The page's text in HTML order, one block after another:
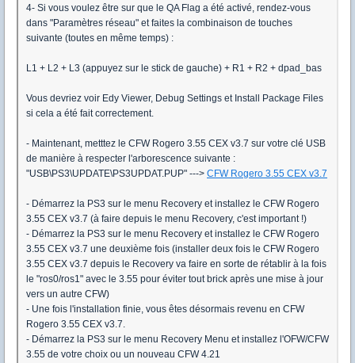
4- Si vous voulez être sur que le QA Flag a été activé, rendez-vous
dans "Paramètres réseau" et faites la combinaison de touches
suivante (toutes en même temps) :
L1 + L2 + L3 (appuyez sur le stick de gauche) + R1 + R2 + dpad_bas
Vous devriez voir Edy Viewer, Debug Settings et Install Package Files
si cela a été fait correctement.
- Maintenant, metttez le CFW Rogero 3.55 CEX v3.7 sur votre clé USB
de manière à respecter l'arborescence suivante :
"USB\PS3\UPDATE\PS3UPDAT.PUP" ---> CFW Rogero 3.55 CEX v3.7
- Démarrez la PS3 sur le menu Recovery et installez le CFW Rogero
3.55 CEX v3.7 (à faire depuis le menu Recovery, c'est important !)
- Démarrez la PS3 sur le menu Recovery et installez le CFW Rogero
3.55 CEX v3.7 une deuxième fois (installer deux fois le CFW Rogero
3.55 CEX v3.7 depuis le Recovery va faire en sorte de rétablir à la fois
le "ros0/ros1" avec le 3.55 pour éviter tout brick après une mise à jour
vers un autre CFW)
- Une fois l'installation finie, vous êtes désormais revenu en CFW
Rogero 3.55 CEX v3.7.
- Démarrez la PS3 sur le menu Recovery Menu et installez l'OFW/CFW
3.55 de votre choix ou un nouveau CFW 4.21